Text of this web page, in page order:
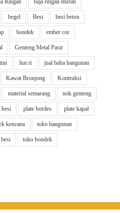
Ringan baja ringan murah
begel Besi besi beton
bondek ember cor
Genteng Metal Pasir
hut ri jual baha bangunan
Kawat Bronjong Kontruksi
material semarang nok genteng
besi plate bordes plate kapal
kencana toko bangunan
toko bondek